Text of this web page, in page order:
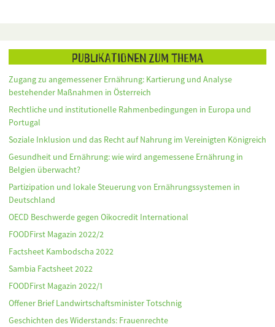
Publikationen zum Thema
Zugang zu angemessener Ernährung: Kartierung und Analyse
bestehender Maßnahmen in Österreich
Rechtliche und institutionelle Rahmenbedingungen in Europa und
Portugal
Soziale Inklusion und das Recht auf Nahrung im Vereinigten Königreich
Gesundheit und Ernährung: wie wird angemessene Ernährung in
Belgien überwacht?
Partizipation und lokale Steuerung von Ernährungssystemen in
Deutschland
OECD Beschwerde gegen Oikocredit International
FOODFirst Magazin 2022/2
Factsheet Kambodscha 2022
Sambia Factsheet 2022
FOODFirst Magazin 2022/1
Offener Brief Landwirtschaftsminister Totschnig
Geschichten des Widerstands: Frauenrechte